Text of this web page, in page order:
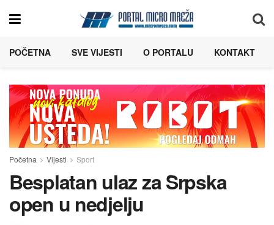
POČETNA SVE VIJESTI O PORTALU KONTAKT
Početna Vijesti Sport
Besplatan ulaz za Srpska
open u nedjelju